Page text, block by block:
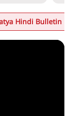
Hindi Bulletin